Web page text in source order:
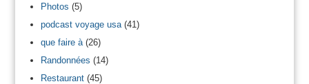
Photos (5)
podcast voyage usa(41)
que faire à(26)
Randonnées (14)
Restaurant(45)